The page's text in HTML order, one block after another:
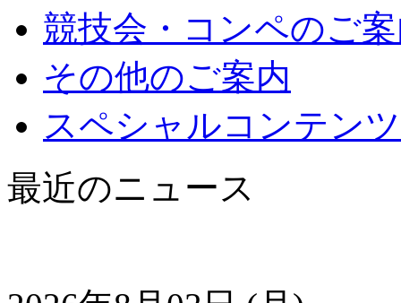
競技会・コンペのご
その他のご案内
スペシャルコンテンツ
最近のニュース